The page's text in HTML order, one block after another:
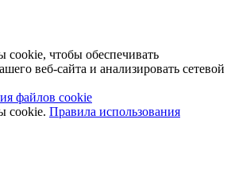
чтобы обеспечивать
веб-сайта и анализировать сетевой
файлов cookie
cookie. Правила использования